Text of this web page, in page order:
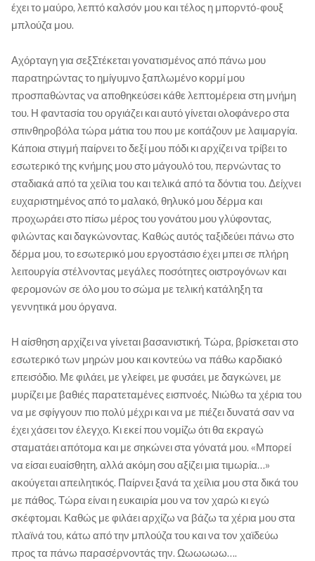
έχει το μαύρο, λεπτό καλσόν μου και τέλος η μπορντό-φουξ
μπλούζα μου.
Αχόρταγη για σεξΣτέκεται γονατισμένος από πάνω μου
παρατηρώντας το ημίγυμνο ξαπλωμένο κορμί μου
προσπαθώντας να αποθηκεύσει κάθε λεπτομέρεια στη μνήμη
του. Η φαντασία του οργιάζει και αυτό γίνεται ολοφάνερο στα
σπινθηροβόλα τώρα μάτια του που με κοιτάζουν με λαιμαργία.
Κάποια στιγμή παίρνει το δεξί μου πόδι κι αρχίζει να τρίβει το
εσωτερικό της κνήμης μου στο μάγουλό του, περνώντας το
σταδιακά από τα χείλια του και τελικά από τα δόντια του. Δείχνει
ευχαριστημένος από το μαλακό, θηλυκό μου δέρμα και
προχωράει στο πίσω μέρος του γονάτου μου γλύφοντας,
φιλώντας και δαγκώνοντας. Καθώς αυτός ταξιδεύει πάνω στο
δέρμα μου, το εσωτερικό μου εργοστάσιο έχει μπει σε πλήρη
λειτουργία στέλνοντας μεγάλες ποσότητες οιστρογόνων και
φερομονών σε όλο μου το σώμα με τελική κατάληξη τα
γεννητικά μου όργανα.
Η αίσθηση αρχίζει να γίνεται βασανιστική. Τώρα, βρίσκεται στο
εσωτερικό των μηρών μου και κοντεύω να πάθω καρδιακό
επεισόδιο. Με φιλάει, με γλείφει, με φυσάει, με δαγκώνει, με
μυρίζει με βαθιές παρατεταμένες εισπνοές. Νιώθω τα χέρια του
να με σφίγγουν πιο πολύ μέχρι και να με πιέζει δυνατά σαν να
έχει χάσει τον έλεγχο. Κι εκεί που νομίζω ότι θα εκραγώ
σταματάει απότομα και με σηκώνει στα γόνατά μου. «Μπορεί
να είσαι ευαίσθητη, αλλά ακόμη σου αξίζει μια τιμωρία…»
ακούγεται απειλητικός. Παίρνει ξανά τα χείλια μου στα δικά του
με πάθος. Τώρα είναι η ευκαιρία μου να τον χαρώ κι εγώ
σκέφτομαι. Καθώς με φιλάει αρχίζω να βάζω τα χέρια μου στα
πλαϊνά του, κάτω από την μπλούζα του και να τον χαϊδεύω
προς τα πάνω παρασέρνοντάς την. Ωωωωωω….